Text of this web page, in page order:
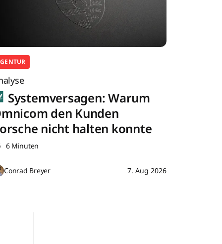
Systemversagen: Warum
den Kunden
nicht halten konnte
6 Minuten
Conrad Breyer 7. Aug 2026